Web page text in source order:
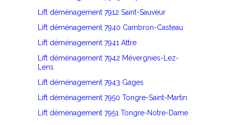
Lift déménagement 7912 Saint-Sauveur
Lift déménagement 7940 Cambron-Casteau
Lift déménagement 7941 Attre
Lift déménagement 7942 Mévergnies-Lez-
Lens
Lift déménagement 7943 Gages
Lift déménagement 7950 Tongre-Saint-Martin
Lift déménagement 7951 Tongre-Notre-Dame